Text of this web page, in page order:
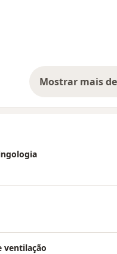
Mostrar mais
ventilação